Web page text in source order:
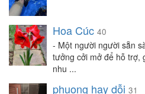
Hoa Cúc 40
- Một người người sẵn
tưởng cởi mở để hỗ trợ,
nhu ...
phuong hay dỗi 31